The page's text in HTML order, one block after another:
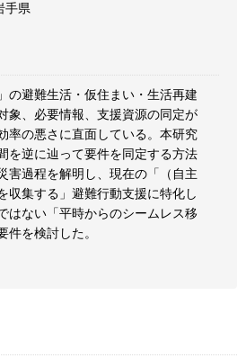
手県
の避難生活・仮住まい・生活再建
象、必要情報、支援資源の同定が
率の悪さに直面している。本研究
を逆に辿って要件を同定する方法
害過程を解明し、現在の「（自主
収集する」避難行動支援に特化し
はない「平時からのシームレス移
件を検討した。